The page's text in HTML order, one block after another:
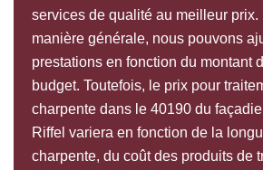
services de qualité au meilleur prix.
manière générale, nous pouvons
prestations en fonction du montant
budget. Toutefois, le prix pour
charpente dans le 40190 du
Riffel variera en fonction de la
charpente, du coût des produits de